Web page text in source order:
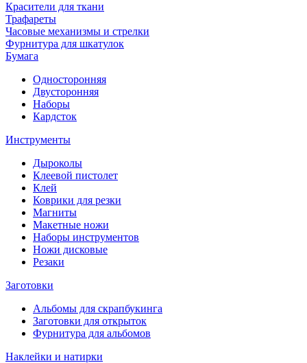
Красители для ткани
Трафареты
Часовые механизмы и стрелки
Фурнитура для шкатулок
Бумага
Односторонняя
Двусторонняя
Наборы
Кардсток
Инструменты
Дыроколы
Клеевой пистолет
Клей
Коврики для резки
Магниты
Макетные ножи
Наборы инструментов
Ножи дисковые
Резаки
Заготовки
Альбомы для скрапбукинга
Заготовки для открыток
Фурнитура для альбомов
Наклейки и натирки